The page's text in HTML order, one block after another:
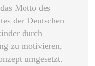
Motto des
der Deutschen
durch
zu motivieren,
umgesetzt.